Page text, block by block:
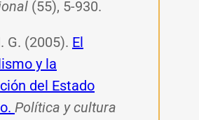
(55), 5-930.
G. (2005). El
y la
del Estado
Política y cultura